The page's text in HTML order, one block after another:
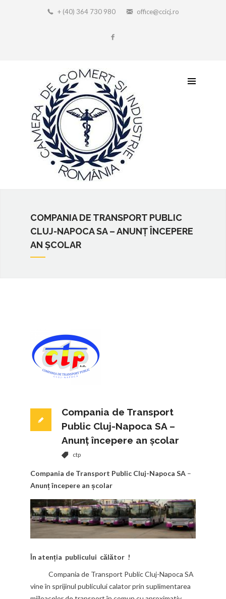
+ (40) 364 730 980 office@ccicj.ro
COMPANIA DE TRANSPORT PUBLIC
CLUJ-NAPOCA SA – ANUNȚ ÎNCEPERE
AN ȘCOLAR
Compania de Transport
Public Cluj-Napoca SA –
Anunț începere an școlar
ctp
Compania de Transport Public Cluj-Napoca SA–
Anunț începere an școlar
În atenția publicului călător !
Compania de Transport Public Cluj-Napoca SA
vine în sprijinul publicului calator prin suplimentarea